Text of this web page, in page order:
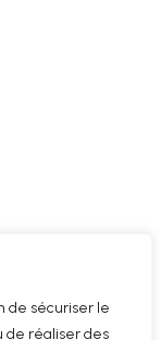
de sécuriser le
de réaliser des